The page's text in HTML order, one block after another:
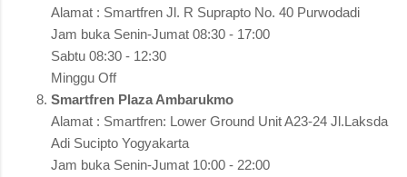
Alamat : Smartfren Jl. R Suprapto No. 40 Purwodadi
Jam buka Senin-Jumat 08:30 - 17:00
Sabtu 08:30 - 12:30
Minggu Off
Smartfren Plaza Ambarukmo
Alamat : Smartfren: Lower Ground Unit A23-24 Jl.Laksda
Adi Sucipto Yogyakarta
Jam buka Senin-Jumat 10:00 - 22:00